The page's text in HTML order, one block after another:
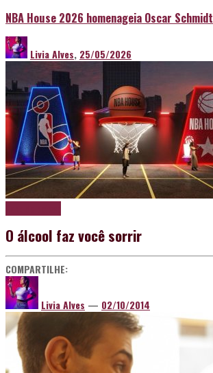
NBA House 2026 homenageia Oscar Schmidt
Livia Alves, 25/05/2026
O álcool faz você sorrir
COMPARTILHE:
Livia Alves — 02/10/2014